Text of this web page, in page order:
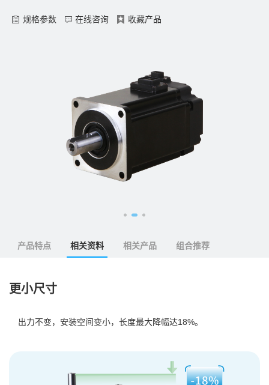
规格参数 在线咨询 收藏产品
产品特点 相关资料 相关产品 组合推荐
更小尺寸
出力不变，安装空间变小，长度最大降幅达18%。